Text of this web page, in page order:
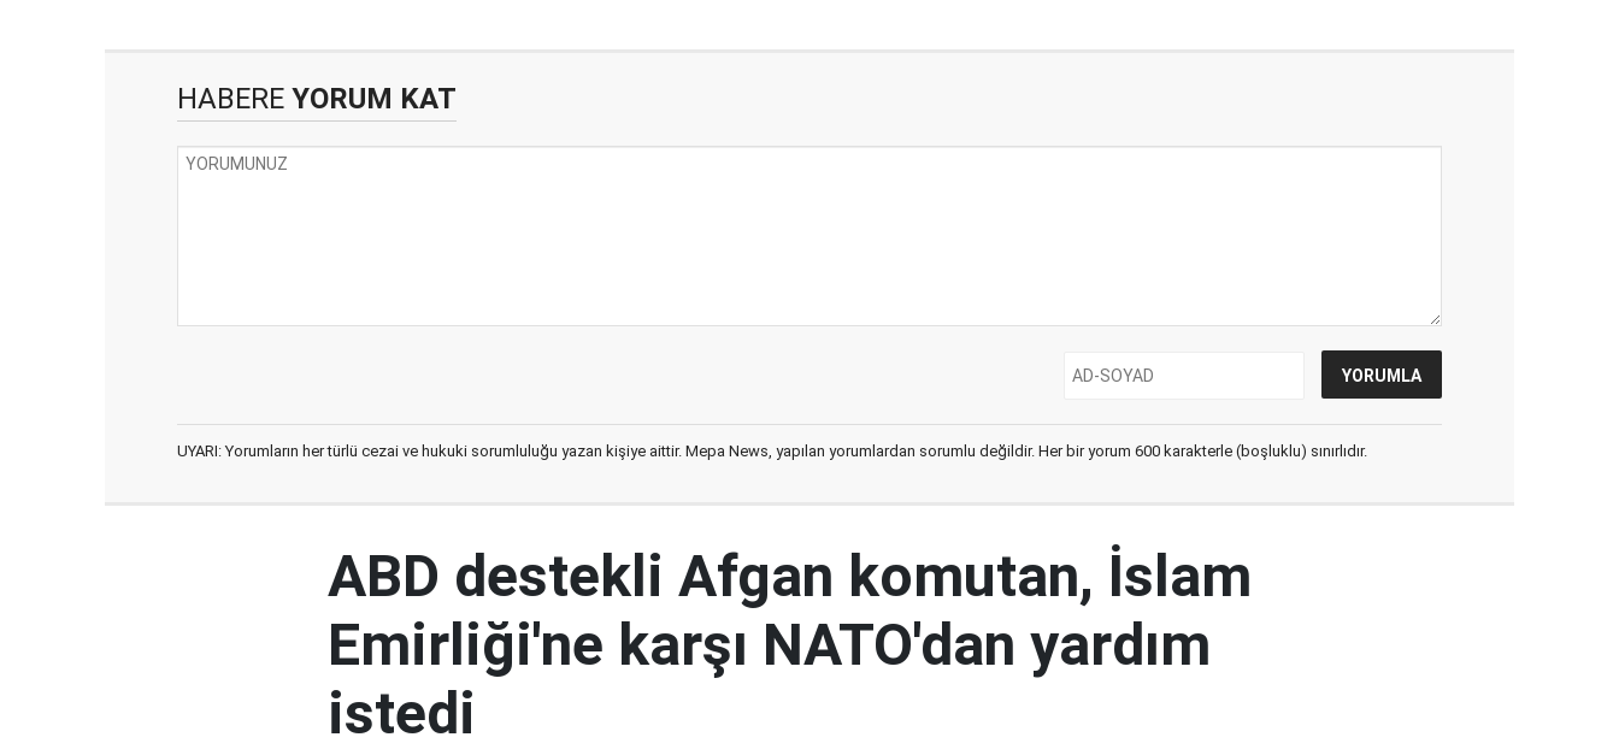
HABERE YORUM KAT
UYARI: Yorumların her türlü cezai ve hukuki sorumluluğu yazan kişiye aittir. Mepa News, yapılan yorumlardan sorumlu değildir. Her bir yorum 600 karakterle (boşluklu) sınırlıdır.
ABD destekli Afgan komutan, İslam
Emirliği'ne karşı NATO'dan yardım
istedi